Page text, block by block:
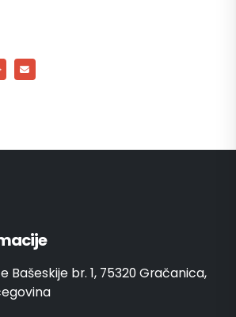
Bašeskije br. 1, 75320 Gračanica,